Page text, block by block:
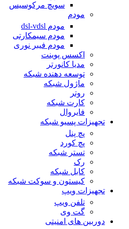
سویچ مرکوسیس
مودم
مودم dsl-vdsl
مودم سیمکارتی
مودم فیبر نوری
اکسس پوینت
مدیا کانورتر
توسعه دهنده شبکه
ماژول شبکه
روتر
کارت شبکه
فایروال
تجهیزات پسیو شبکه
پچ پنل
پچ کورد
تستر شبکه
رک
کابل شبکه
کیستون و سوکت شبکه
تجهیزات ویپ
تلفن ویپ
گت وی
دوربین های امنیتی